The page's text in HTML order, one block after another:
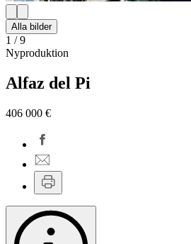
Alla bilder
1 /9
Nyproduktion
Alfaz del Pi
406 000 €